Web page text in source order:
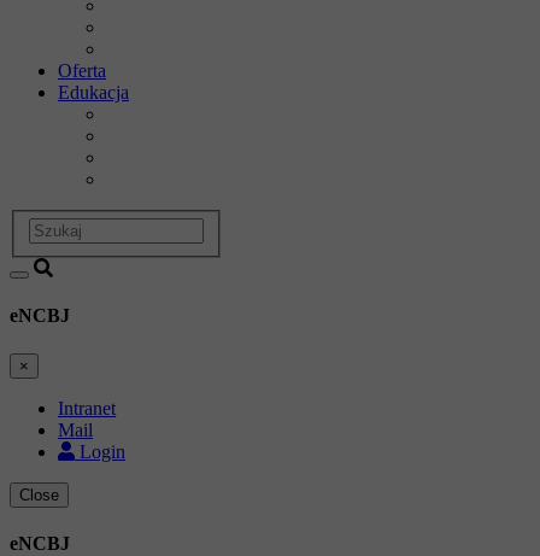
Oferta
Edukacja
Szukaj
eNCBJ
×
Intranet
Mail
Login
Close
eNCBJ